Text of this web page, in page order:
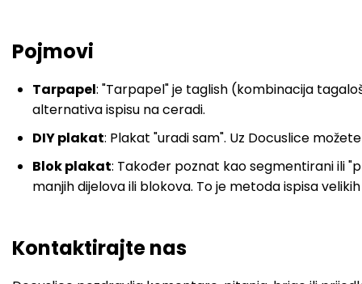
Pojmovi
Tarpapel: "Tarpapel" je taglish (kombinacija
alternativa ispisu na ceradi.
DIY plakat: Plakat "uradi sam". Uz Docuslice
Blok plakat: Također poznat kao segmentirani ili
manjih dijelova ili blokova. To je metoda ispisa
Kontaktirajte nas